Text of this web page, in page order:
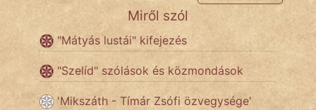
TÖRTÉNELEM
Népszerű szerzőink:
Miről szól
"Mátyás lustái" kifejezés
"Szelíd" szólások és közmondások
'Mikszáth - Tímár Zsófi özvegysége'